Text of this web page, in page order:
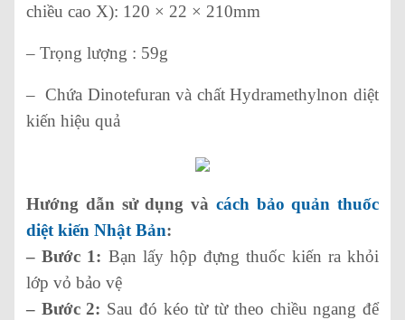
chiều cao X): 120 × 22 × 210mm
– Trọng lượng : 59g
– Chứa Dinotefuran và chất Hydramethylnon diệt
kiến hiệu quả
Hướng dẫn sử dụng và cách bảo quản thuốc
diệt kiến Nhật Bản:
– Bước 1: Bạn lấy hộp đựng thuốc kiến ra khỏi
lớp vỏ bảo vệ
– Bước 2: Sau đó kéo từ từ theo chiều ngang để